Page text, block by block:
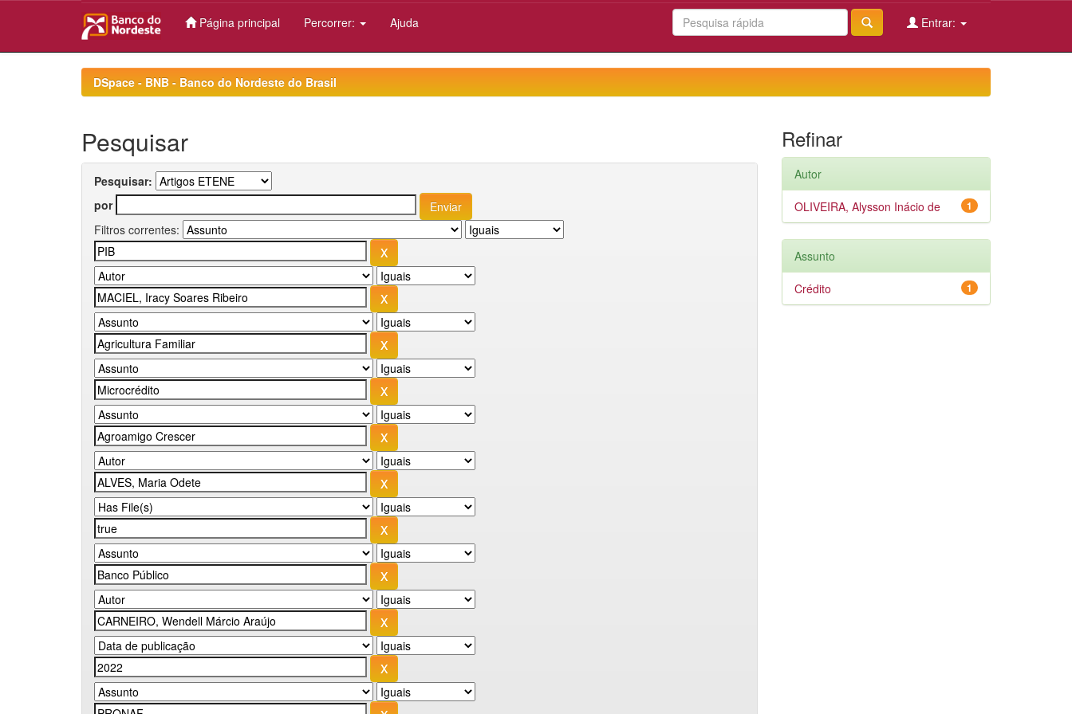
Página principal Percorrer: Ajuda Entrar:
DSpace - BNB - Banco do Nordeste do Brasil
Pesquisar
Pesquisar:
por
Filtros correntes:
Refinar
Autor
1
OLIVEIRA, Alysson Inácio de
Assunto
1
Crédito